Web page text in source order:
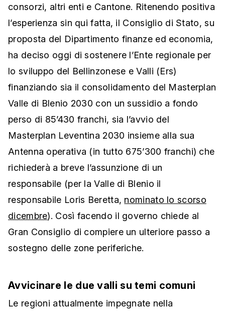
consorzi, altri enti e Cantone. Ritenendo positiva
l’esperienza sin qui fatta, il Consiglio di Stato, su
proposta del Dipartimento finanze ed economia,
ha deciso oggi di sostenere l’Ente regionale per
lo sviluppo del Bellinzonese e Valli (Ers)
finanziando sia il consolidamento del Masterplan
Valle di Blenio 2030 con un sussidio a fondo
perso di 85’430 franchi, sia l’avvio del
Masterplan Leventina 2030 insieme alla sua
Antenna operativa (in tutto 675’300 franchi) che
richiederà a breve l’assunzione di un
responsabile (per la Valle di Blenio il
responsabile Loris Beretta, nominato lo scorso
dicembre). Così facendo il governo chiede al
Gran Consiglio di compiere un ulteriore passo a
sostegno delle zone periferiche.
Avvicinare le due valli su temi comuni
Le regioni attualmente impegnate nella